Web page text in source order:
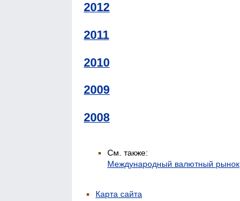
2012
2011
2010
2009
2008
См. также:
Международный валютный рынок
Карта сайта